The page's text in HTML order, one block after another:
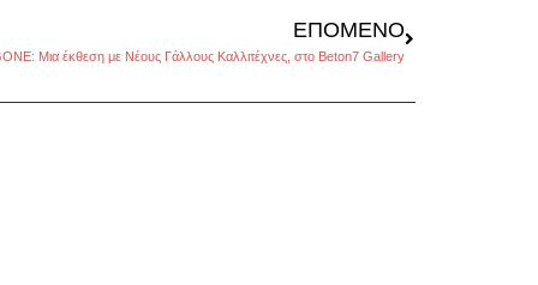
ΕΠΌΜΕΝΟ
Μια έκθεση με Νέους Γάλλους Καλλιτέχνες, στο Beton7 Gallery